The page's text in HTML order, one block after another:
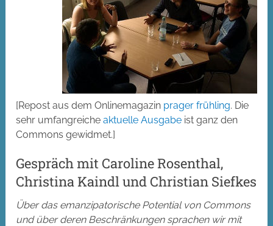
[Repost aus dem Onlinemagazin prager frühling. Die
sehr umfangreicheaktuelle Ausgabe ist ganz den
Commons gewidmet.]
Gespräch mit Caroline Rosenthal,
Christina Kaindl und Christian Siefkes
Über das emanzipatorische Potential von Commons
und über deren Beschränkungen sprachen wir mit